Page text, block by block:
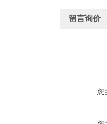
留言询价
您